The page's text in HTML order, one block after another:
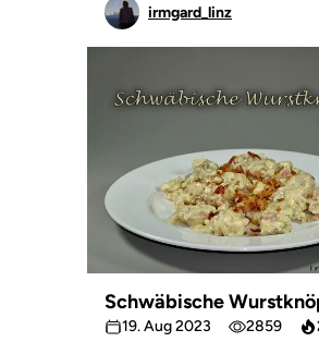
irmgard_linz
Schwäbische
19. Aug 2023 2859